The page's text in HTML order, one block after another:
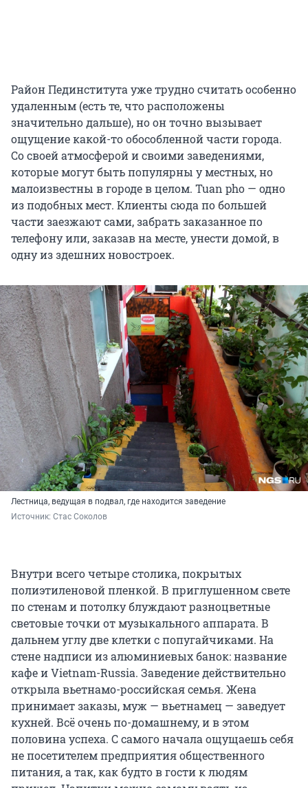
Район Пединститута уже трудно считать особенно
удаленным (есть те, что расположены
значительно дальше), но он точно вызывает
ощущение какой-то обособленной части города.
Со своей атмосферой и своими заведениями,
которые могут быть популярны у местных, но
малоизвестны в городе в целом. Tuan pho — одно
из подобных мест. Клиенты сюда по большей
части заезжают сами, забрать заказанное по
телефону или, заказав на месте, унести домой, в
одну из здешних новостроек.
Лестница, ведущая в подвал, где находится заведение
Источник: Стас Соколов
Внутри всего четыре столика, покрытых
полиэтиленовой пленкой. В приглушенном свете
по стенам и потолку блуждают разноцветные
световые точки от музыкального аппарата. В
дальнем углу две клетки с попугайчиками. На
стене надписи из алюминиевых банок: название
кафе и Vietnam-Russia. Заведение действительно
открыла вьетнамо-российская семья. Жена
принимает заказы, муж — вьетнамец — заведует
кухней. Всё очень по-домашнему, и в этом
половина успеха. С самого начала ощущаешь себя
не посетителем предприятия общественного
питания, а так, как будто в гости к людям